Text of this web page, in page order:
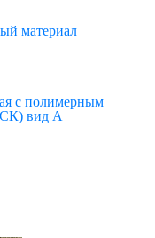
материал
с полимерным
вид А